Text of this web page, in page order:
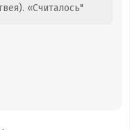
«Считалось"